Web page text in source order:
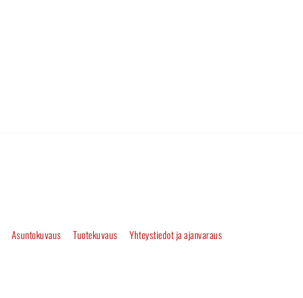
Asuntokuvaus Tuotekuvaus Yhteystiedot ja ajanvaraus